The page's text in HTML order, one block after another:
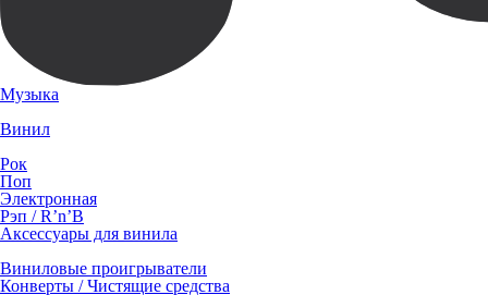
Музыка
Винил
Рок
Поп
Электронная
Рэп / R’n’B
Аксессуары для винила
Виниловые проигрыватели
Конверты / Чистящие средства